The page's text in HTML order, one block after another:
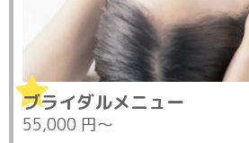
ブライダルメニュー
55,000 円～